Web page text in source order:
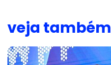
veja também